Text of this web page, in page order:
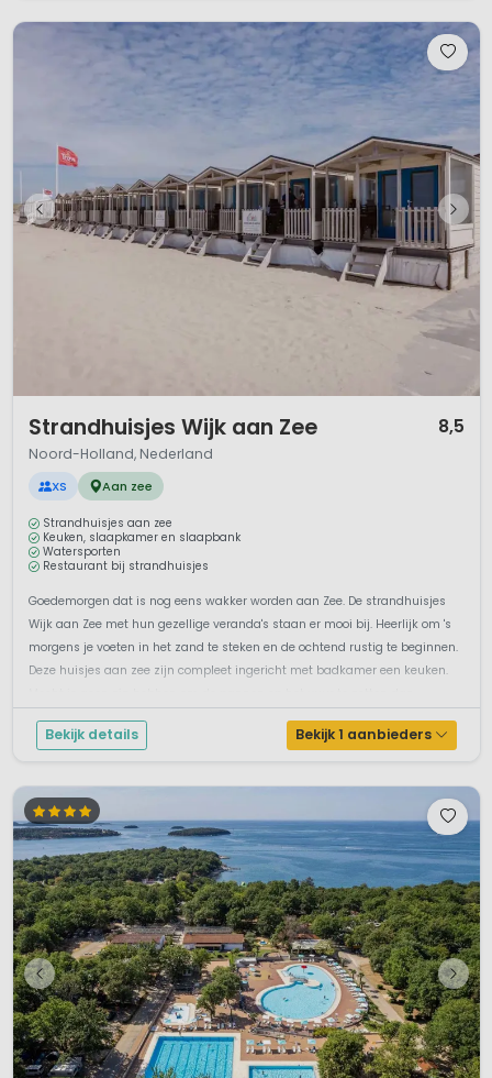
Strandhuisjes Wijk aan Zee 8,5
Noord-Holland, Nederland
XS Aan zee
Strandhuisjes aan zee
Keuken, slaapkamer en slaapbank
Watersporten
Restaurant bij strandhuisjes
Goedemorgen dat is nog eens wakker worden aan Zee. De strandhuisjes
Wijk aan Zee met hun gezellige veranda's staan er mooi bij. Heerlijk om 's
morgens je voeten in het zand te steken en de ochtend rustig te beginnen.
Deze huisjes aan zee zijn compleet ingericht met badkamer een keuken.
Bekijk details Bekijk 1 aanbieders